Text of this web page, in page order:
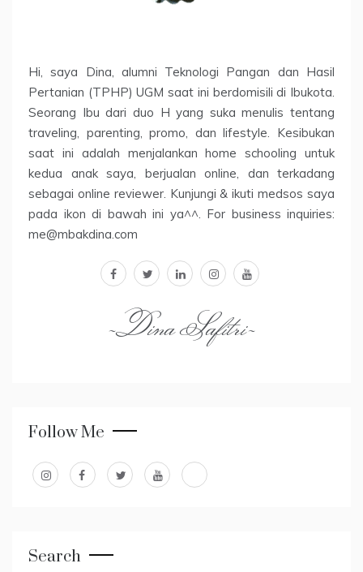
Hi, saya Dina, alumni Teknologi Pangan dan Hasil
Pertanian (TPHP) UGM saat ini berdomisili di Ibukota.
Seorang Ibu dari duo H yang suka menulis tentang
traveling, parenting, promo, dan lifestyle. Kesibukan
saat ini adalah menjalankan home schooling untuk
kedua anak saya, berjualan online, dan terkadang
sebagai online reviewer. Kunjungi & ikuti medsos saya
pada ikon di bawah ini ya^^. For business inquiries:
me@mbakdina.com
facebooktwitterlinkedininstagram
youtube
~Dina Safitri~
Follow Me
Search